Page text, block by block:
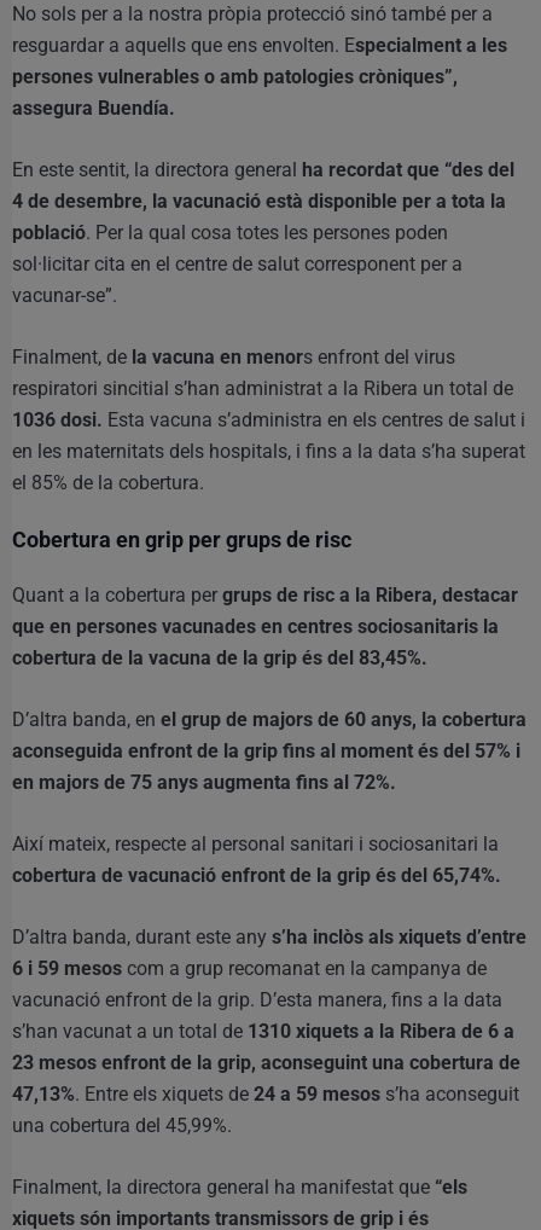
No sols per a la nostra pròpia protecció sinó també per a
resguardar a aquells que ens envolten. Especialment a les
persones vulnerables o amb patologies cròniques”,
assegura Buendía.
En este sentit, la directora general ha recordat que “des del
4 de desembre, la vacunació està disponible per a tota la
població. Per la qual cosa totes les persones poden
sol·licitar cita en el centre de salut corresponent per a
vacunar-se”.
Finalment, de la vacuna en menors enfront del virus
respiratori sincitial s’han administrat a la Ribera un total de
1036 dosi. Esta vacuna s’administra en els centres de salut i
en les maternitats dels hospitals, i fins a la data s’ha superat
el 85% de la cobertura.
Cobertura en grip per grups de risc
Quant a la cobertura per grups de risc a la Ribera, destacar
que en persones vacunades en centres sociosanitaris la
cobertura de la vacuna de la grip és del 83,45%.
D’altra banda, en el grup de majors de 60 anys, la cobertura
aconseguida enfront de la grip fins al moment és del 57% i
en majors de 75 anys augmenta fins al 72%.
Així mateix, respecte al personal sanitari i sociosanitari la
cobertura de vacunació enfront de la grip és del 65,74%.
D’altra banda, durant este any s’ha inclòs als xiquets d’entre
6 i 59 mesos com a grup recomanat en la campanya de
vacunació enfront de la grip. D’esta manera, fins a la data
s’han vacunat a un total de 1310 xiquets a la Ribera de 6 a
23 mesos enfront de la grip, aconseguint una cobertura de
47,13%. Entre els xiquets de 24 a 59 mesos s’ha aconseguit
una cobertura del 45,99%.
Finalment, la directora general ha manifestat que “els
xiquets són importants transmissors de grip i és